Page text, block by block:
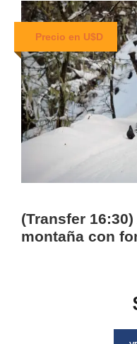
Precio en U$D
(Transfer
montaña con